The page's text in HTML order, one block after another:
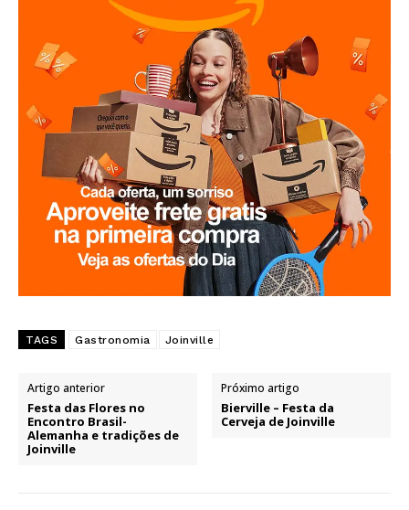
TAGS Gastronomia Joinville
Artigo anterior
Festa das Flores no
Encontro Brasil-
Alemanha e tradições de
Joinville
Próximo artigo
Bierville – Festa da
Cerveja de Joinville